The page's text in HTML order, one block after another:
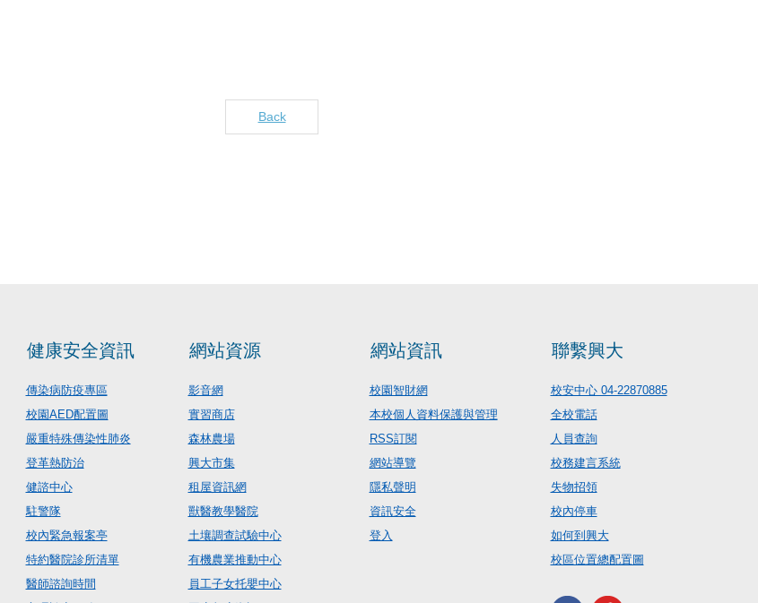
Back
健康安全資訊
傳染病防疫專區
校園AED配置圖
嚴重特殊傳染性肺炎
登革熱防治
健諮中心
駐警隊
校內緊急報案亭
特約醫院診所清單
醫師諮詢時間
網站資源
影音網
實習商店
森林農場
興大市集
租屋資訊網
獸醫教學醫院
土壤調查試驗中心
有機農業推動中心
員工子女托嬰中心
網站資訊
校園智財網
本校個人資料保護與管理
RSS訂閱
網站導覽
隱私聲明
資訊安全
登入
聯繫興大
校安中心 04-22870885
全校電話
人員查詢
校務建言系統
失物招領
校內停車
如何到興大
校區位置總配置圖